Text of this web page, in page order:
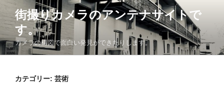
コ
ン
テ
ン
ツ
街撮りカメラのアンテナサイトで
す。
カメラの構図で面白い発見ができたりします。
カテゴリー: 芸術